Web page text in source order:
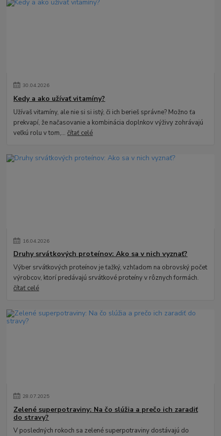
30.04.2026
Kedy a ako užívať vitamíny?
Užívaš vitamíny, ale nie si si istý, či ich berieš správne? Možno ťa
prekvapí, že načasovanie a kombinácia doplnkov výživy zohrávajú
veľkú rolu v tom,...čítať celé
16.04.2026
Druhy srvátkových proteínov: Ako sa v nich vyznať?
Výber srvátkových proteínov je ťažký, vzhľadom na obrovský počet
výrobcov, ktorí predávajú srvátkové proteíny v rôznych formách.
čítať celé
28.07.2025
Zelené superpotraviny: Na čo slúžia a prečo ich zaradiť
do stravy?
V posledných rokoch sa zelené superpotraviny dostávajú do